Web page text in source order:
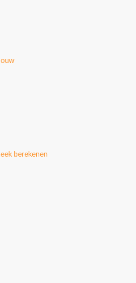
berekenen